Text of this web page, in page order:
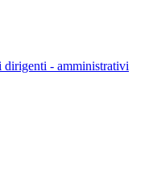
dirigenti - amministrativi